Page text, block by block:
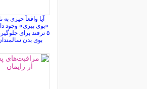
آیا واقعاً چیزی به
«بوی پیری» وجود
۵ ترفند برای
بوی بدن